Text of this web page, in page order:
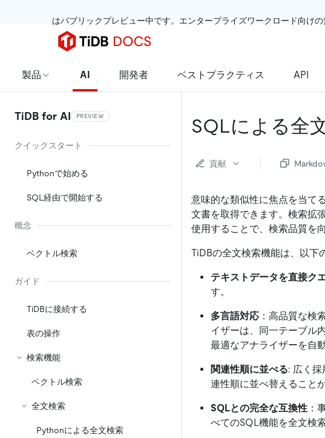
はパブリックプレビュー中です。エンタープライズワークロード向け
製品 AI 開発者 ベストプラクティス API
TiDB for AI PREVIEW
クイックスタート
Pythonで始める
SQL経由で開始する
概念
ベクトル検索
ガイド
TiDBに接続する
表の操作
検索機能
ベクトル検索
全文検索
Pythonによる全文検索
SQLによる全
貢献
意味的な類似性に焦点を当てる
文書を取得できます。検索拡
使用​​することで、検索品質を
TiDBの全文検索機能は、以下
テキストデータを直接ク
す。
多言語対応 ：高品質な検
イザーは、同一テーブル
最適なアナライザーを自
関連性順に並べる: 広く採
連性順に並べ替えること
SQLとの完全な互換性 ：
べてのSQL機能を全文検